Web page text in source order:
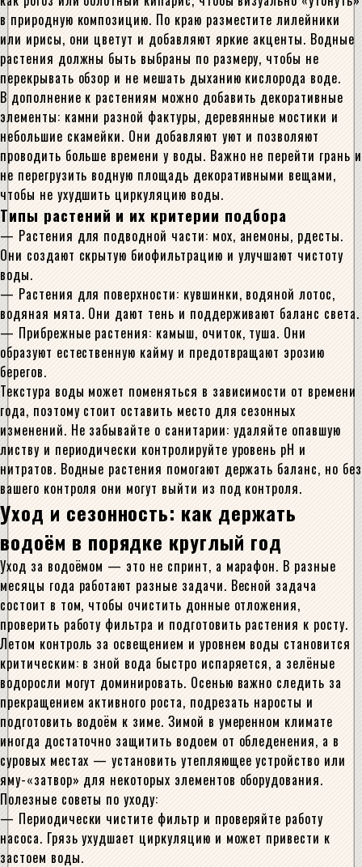
в природную композицию. По краю разместите лилейники
или ирисы, они цветут и добавляют яркие акценты. Водные
растения должны быть выбраны по размеру, чтобы не
перекрывать обзор и не мешать дыханию кислорода воде.
В дополнение к растениям можно добавить декоративные
элементы: камни разной фактуры, деревянные мостики и
небольшие скамейки. Они добавляют уют и позволяют
проводить больше времени у воды. Важно не перейти грань и
не перегрузить водную площадь декоративными вещами,
чтобы не ухудшить циркуляцию воды.
Типы растений и их критерии подбора
— Растения для подводной части: мох, анемоны, рдесты.
Они создают скрытую биофильтрацию и улучшают чистоту
воды.
— Растения для поверхности: кувшинки, водяной лотос,
водяная мята. Они дают тень и поддерживают баланс света.
— Прибрежные растения: камыш, очиток, туша. Они
образуют естественную кайму и предотвращают эрозию
берегов.
Текстура воды может поменяться в зависимости от времени
года, поэтому стоит оставить место для сезонных
изменений. Не забывайте о санитарии: удаляйте опавшую
листву и периодически контролируйте уровень pH и
нитратов. Водные растения помогают держать баланс, но без
вашего контроля они могут выйти из под контроля.
Уход и сезонность: как держать
водоём в порядке круглый год
Уход за водоёмом — это не спринт, а марафон. В разные
месяцы года работают разные задачи. Весной задача
состоит в том, чтобы очистить донные отложения,
проверить работу фильтра и подготовить растения к росту.
Летом контроль за освещением и уровнем воды становится
критическим: в зной вода быстро испаряется, а зелёные
водоросли могут доминировать. Осенью важно следить за
прекращением активного роста, подрезать наросты и
подготовить водоём к зиме. Зимой в умеренном климате
иногда достаточно защитить водоем от обледенения, а в
суровых местах — установить утепляющее устройство или
яму-«затвор» для некоторых элементов оборудования.
Полезные советы по уходу:
— Периодически чистите фильтр и проверяйте работу
насоса. Грязь ухудшает циркуляцию и может привести к
застоем воды.